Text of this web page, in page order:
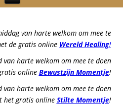
van harte welkom om mee te
de gratis online Wereld Healing!
van harte welkom om mee te doen
online Bewustzijn Momentje!
van harte welkom om mee te doen
het gratis online Stilte Momentje!